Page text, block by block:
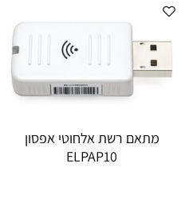
מתאם רשת אלחוטי אפסון
ELPAP10